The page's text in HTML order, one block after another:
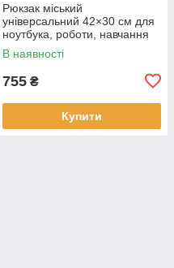
Рюкзак міський
універсальний 42×30 см для
ноутбука, роботи, навчання
та подорожей KAY
В наявності
755 ₴
Купити